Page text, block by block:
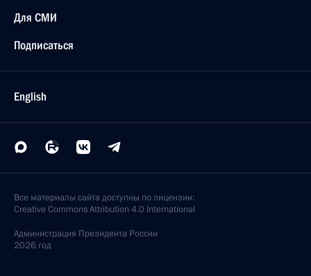
Для СМИ
Подписаться
English
Все материалы сайта доступны по лицензии:
Creative Commons Attribution 4.0 International
Администрация Президента России
2026 год